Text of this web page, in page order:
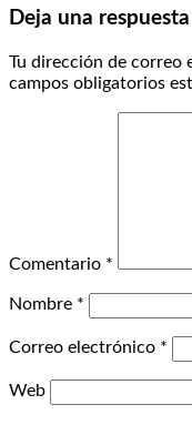
Deja una respuesta
Tu dirección de correo
campos obligatorios
Comentario *
Nombre *
Correo electrónico *
Web